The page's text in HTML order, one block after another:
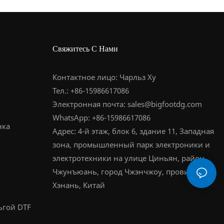
прижимных роликов для
двигатель для точного
позиционирования и печати с
нулевым смещением. ●
Встроенная
оптимизированная станция
подачи чернил,
обеспечивающая плавную и
стабильную подачу чернил. ●
Независимый резервуар для
доступа ●Рама –
алюминиевая
●Система
– Японские
направляющие THK
Leadshine
белых чернил –
система
●Система
прижимная пластина
Совместимость с системой
стабильной и бесперебойной
работы. ● Широкий формат
печати, подходящий для
различных видов одежды и
тканей. ● Использование
печатающих головок Epson
I3200 для высокоточной
печати. ​​● Оснащен
высокоточными
DTF
Свяжитесь С Нами
Контактное лицо: Чарльз Ху
Тел.: +86-15986617086
Электронная почта: sales@bigfootdg.com
WhatsApp: +86-15986617086
Адрес: 4-й этаж, блок 6, здание 11, Западная
зона, промышленный парк электроники и
электротехники на улице Циньян, район
Чжунъюань, город Чжэнчжоу, провинция
Хэнань, Китай